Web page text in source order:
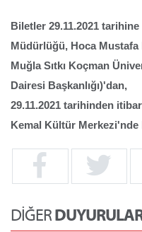
Biletler 29.11.2021
Müdürlüğü, Hoca
Muğla Sıtkı Koçman
Dairesi Başkanlığı)'dan,
29.11.2021 tarihinden
Kemal Kültür Merkezi'nde
DİĞER